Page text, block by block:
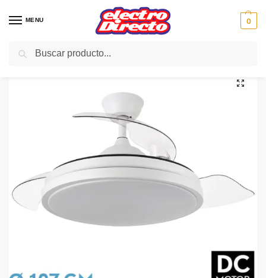
MENU 0
Inicio Climatización / Ventiladores